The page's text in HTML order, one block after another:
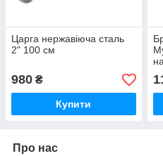
Царга нержавіюча сталь
2" 100 см
980 ₴
Купити
Про нас